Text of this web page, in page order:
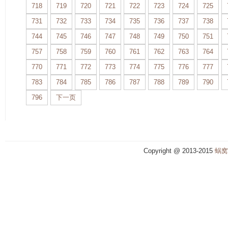
718
719 720 721 722 723 724 725
731
732 733 734 735 736 737 738
744
745 746 747 748 749 750 751
757
758 759 760 761 762 763 764
770
771 772 773 774 775 776 777
783
784 785 786 787 788 789 790
796
下一页
Copyright @ 2013-2015 蜗